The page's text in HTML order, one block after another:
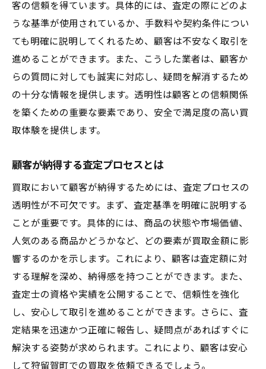
客の信頼を得ています。具体的には、査定の際にどのよ
うな基準が使用されているか、手数料や契約条件につい
ても明確に説明してくれるため、顧客は不安なく取引を
進めることができます。また、こうした業者は、顧客か
らの質問に対しても誠実に対応し、疑問を解消するため
の十分な情報を提供します。透明性は顧客との信頼関係
を築くための重要な要素であり、安全で満足度の高い買
取体験を提供します。
顧客が納得する査定プロセスとは
買取において顧客が納得するためには、査定プロセスの
透明性が不可欠です。まず、査定基準を明確に説明する
ことが重要です。具体的には、商品の状態や市場価値、
人気のある商品かどうかなど、どの要素が買取金額に影
響するのかを示します。これにより、顧客は査定額に対
する理解を深め、納得感を持つことができます。また、
査定士の資格や実績を公開することで、信頼性を強化
し、安心して取引を進めることができます。さらに、査
定結果を迅速かつ正確に報告し、疑問点があればすぐに
解決する姿勢が求められます。これにより、顧客は安心
して狩留賀町での買取を依頼できるでしょう。